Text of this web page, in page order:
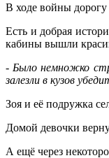
В ходе войны
Есть и добрая
кабины вышли
- Было немножко
залезли в кузов
Зоя и её подружка
Домой девочки
А ещё через